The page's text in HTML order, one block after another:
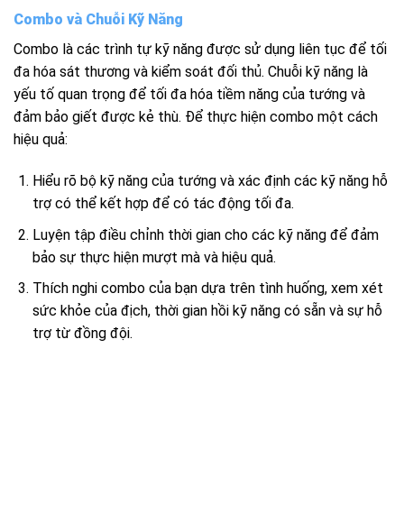
Combo và Chuỗi Kỹ Năng
Combo là các trình tự kỹ năng được sử dụng liên tục để tối
đa hóa sát thương và kiểm soát đối thủ. Chuỗi kỹ năng là
yếu tố quan trọng để tối đa hóa tiềm năng của tướng và
đảm bảo giết được kẻ thù. Để thực hiện combo một cách
hiệu quả:
Hiểu rõ bộ kỹ năng của tướng và xác định các kỹ năng hỗ
trợ có thể kết hợp để có tác động tối đa.
Luyện tập điều chỉnh thời gian cho các kỹ năng để đảm
bảo sự thực hiện mượt mà và hiệu quả.
Thích nghi combo của bạn dựa trên tình huống, xem xét
sức khỏe của địch, thời gian hồi kỹ năng có sẵn và sự hỗ
trợ từ đồng đội.